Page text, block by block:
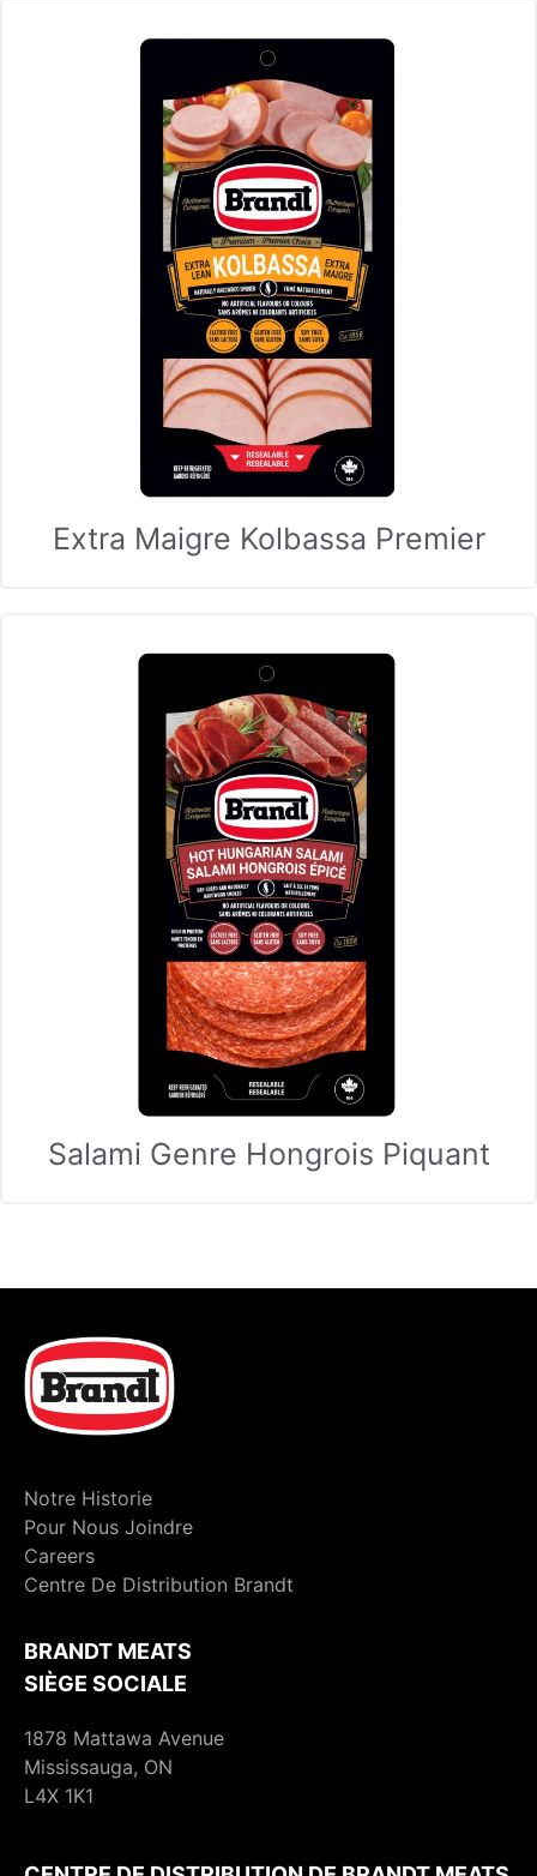
Extra Maigre Kolbassa Premier
Salami Genre Hongrois Piquant
Notre Historie
Pour Nous Joindre
Careers
Centre De Distribution Brandt
BRANDT MEATS
SIÈGE SOCIALE
1878 Mattawa Avenue
Mississauga, ON
L4X 1K1